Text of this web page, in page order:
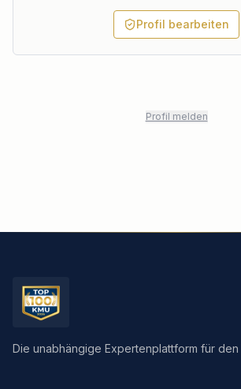
Profil bearbeiten
Profil melden
Die unabhängige Expertenplattform für den